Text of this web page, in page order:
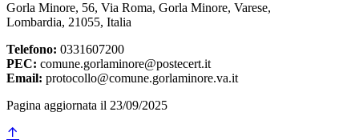
Gorla Minore, 56, Via Roma, Gorla Minore, Varese,
Lombardia, 21055, Italia
Telefono: 0331607200
PEC: comune.gorlaminore@postecert.it
Email: protocollo@comune.gorlaminore.va.it
Pagina aggiornata il 23/09/2025